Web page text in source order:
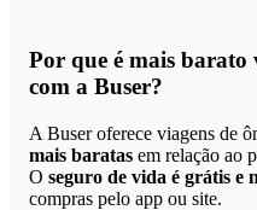
Por que é mais
com a Buser?
A Buser oferece viagens de
mais baratas em relação ao
O seguro de vida é grátis e
compras pelo app ou site.